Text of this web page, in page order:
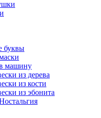
буквы
машину
из дерева
из кости
из эбонита